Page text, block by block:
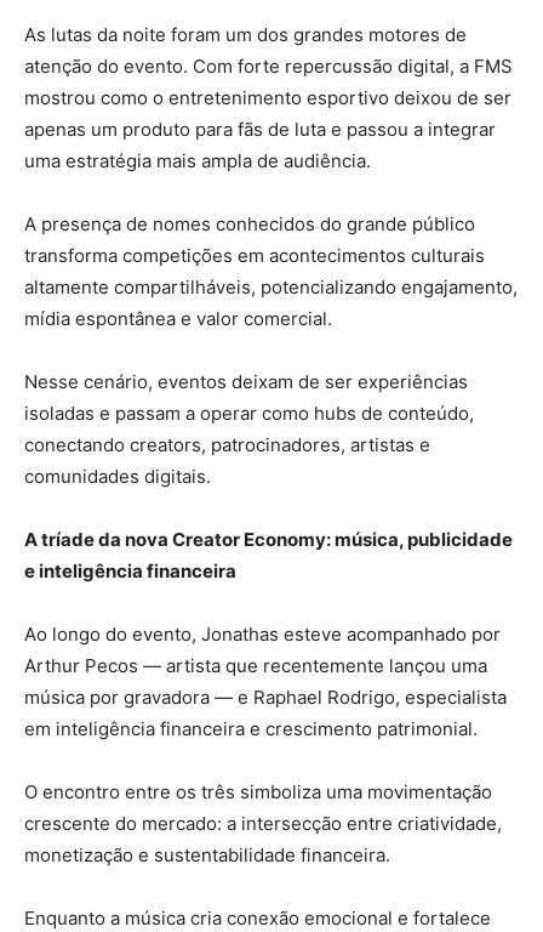
As lutas da noite foram um dos grandes motores de
atenção do evento. Com forte repercussão digital, a FMS
mostrou como o entretenimento esportivo deixou de ser
apenas um produto para fãs de luta e passou a integrar
uma estratégia mais ampla de audiência.
A presença de nomes conhecidos do grande público
transforma competições em acontecimentos culturais
altamente compartilháveis, potencializando engajamento,
mídia espontânea e valor comercial.
Nesse cenário, eventos deixam de ser experiências
isoladas e passam a operar como hubs de conteúdo,
conectando creators, patrocinadores, artistas e
comunidades digitais.
A tríade da nova Creator Economy: música, publicidade
e inteligência financeira
Ao longo do evento, Jonathas esteve acompanhado por
Arthur Pecos — artista que recentemente lançou uma
música por gravadora — e Raphael Rodrigo, especialista
em inteligência financeira e crescimento patrimonial.
O encontro entre os três simboliza uma movimentação
crescente do mercado: a intersecção entre criatividade,
monetização e sustentabilidade financeira.
Enquanto a música cria conexão emocional e fortalece